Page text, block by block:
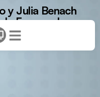
y Julia Benach
Europa de